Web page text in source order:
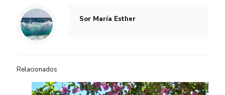
Sor María Esther
Relacionados